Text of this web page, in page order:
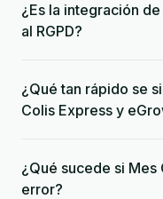
¿Es la integración
al RGPD?
¿Qué tan rápido se
Colis Express y
¿Qué sucede si
error?